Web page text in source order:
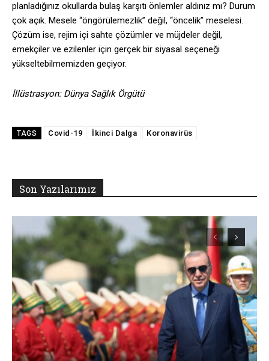
planladığınız okullarda bulaş karşıtı önlemler aldınız mı? Durum
çok açık. Mesele “öngörülemezlik” değil, “öncelik” meselesi.
Çözüm ise, rejim içi sahte çözümler ve müjdeler değil,
emekçiler ve ezilenler için gerçek bir siyasal seçeneği
yükseltebilmemizden geçiyor.
İllüstrasyon: Dünya Sağlık Örgütü
TAGS Covid-19 İkinci Dalga Koronavirüs
Son Yazılarımız